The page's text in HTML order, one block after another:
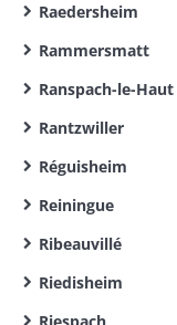
Raedersheim
Rammersmatt
Ranspach-le-Haut
Rantzwiller
Réguisheim
Reiningue
Ribeauvillé
Riedisheim